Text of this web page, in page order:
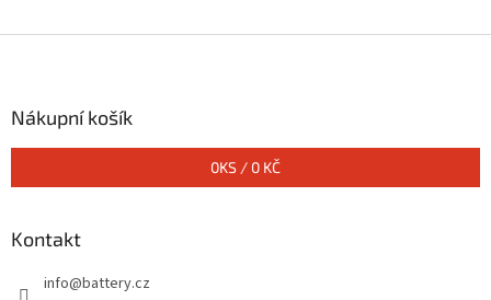
Nákupní košík
0KS / 0 KČ
Kontakt
info@battery.cz